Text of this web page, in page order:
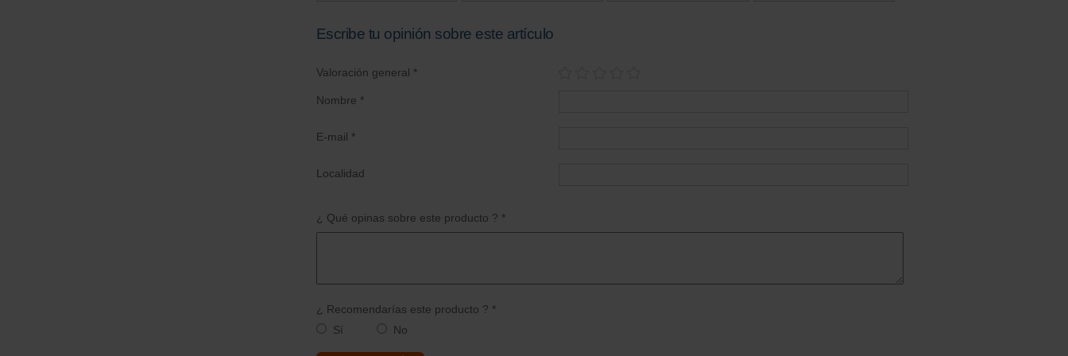
Escribe tu opinión sobre este artículo
Valoración general *
Nombre *
E-mail *
Localidad
¿ Qué opinas sobre este producto ? *
¿ Recomendarías este producto ? *
Sí
No